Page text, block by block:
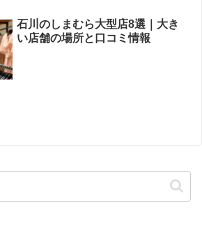
石川のしまむら大型店8選｜大き
い店舗の場所と口コミ情報